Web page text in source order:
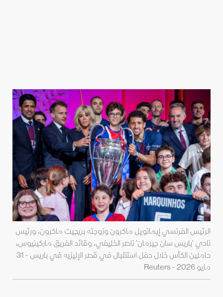
الرئيس الفرنسي إيمانويل ماكرون وزوجته بريجيت ماكرون، ورئيس
نادي 'باريس سان جيرمان' ناصر الخليفي، وقائد الفريق ماركينيوس،
حاملين الكأس خلال حفل استقبال في قصر الإليزيه في باريس - 31
مايو 2026 - Reuters